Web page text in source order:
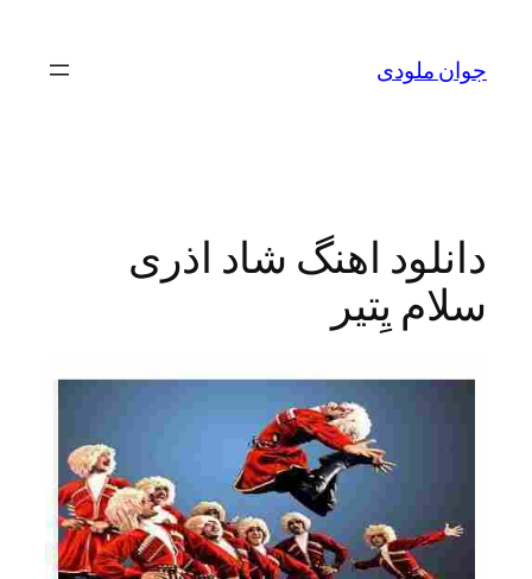
محتواجوان ملودی
دانلود اهنگ شاد اذری
سلام یِتیر